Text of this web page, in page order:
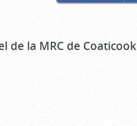
de la MRC de Coaticook